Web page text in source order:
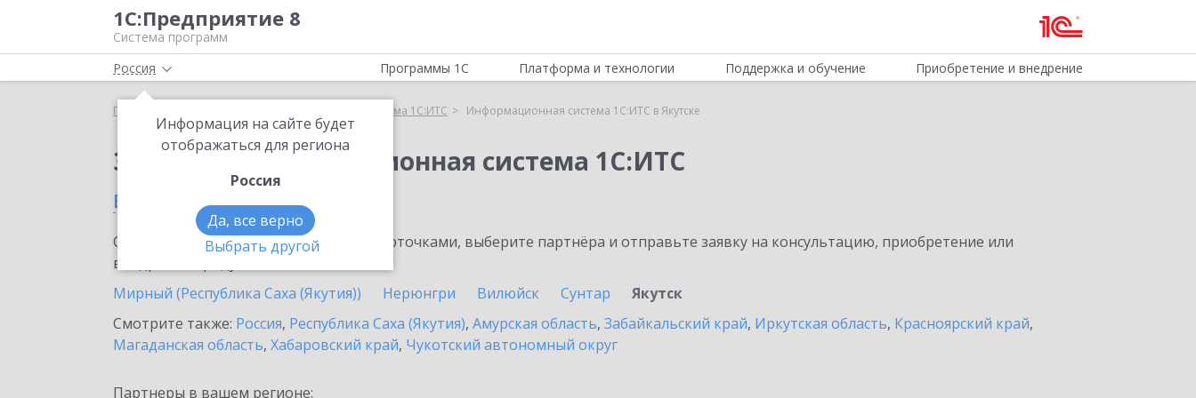
1С:Предприятие 8
Система программ
Россия
Информация на сайте будет
отображаться для региона
Россия
Да, все верно
Выбрать другой
Программы 1С Платформа и технологии Поддержка и обучение Приобретение и внедрение
Главная Информационная система 1С:ИТС Информационная система 1С:ИТС в Якутске
Заказать Информационная система 1С:ИТС
в Якутске
Ознакомьтесь с информационными карточками, выберите партнёра и отправьте заявку на консультацию, приобретение или
внедрение продукта.
Мирный (Республика Саха (Якутия))
Нерюнгри Вилюйск Сунтар
Якутск
Смотрите также: Россия, Республика Саха (Якутия), Амурская область, Забайкальский край, Иркутская область, Красноярский край,
Магаданская область, Хабаровский край, Чукотский автономный округ
Партнеры в вашем регионе: